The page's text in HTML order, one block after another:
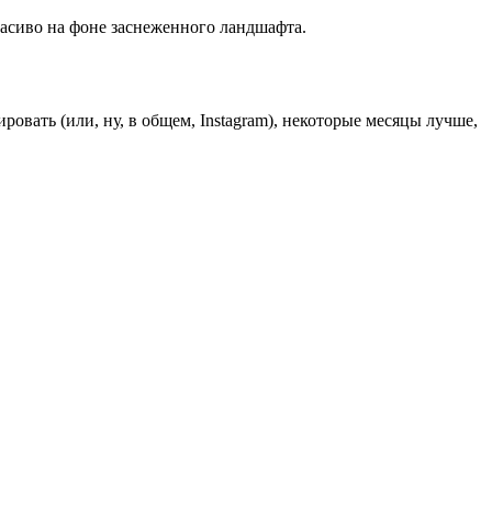
на фоне заснеженного ландшафта.
(или, ну, в общем, Instagram), некоторые месяцы лучше,